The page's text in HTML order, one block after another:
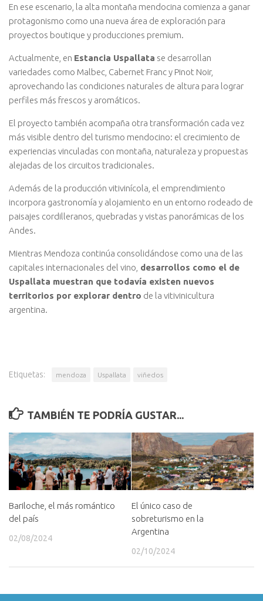
En ese escenario, la alta montaña mendocina comienza a ganar
protagonismo como una nueva área de exploración para
proyectos boutique y producciones premium.
Actualmente, en Estancia Uspallata se desarrollan
variedades como Malbec, Cabernet Franc y Pinot Noir,
aprovechando las condiciones naturales de altura para lograr
perfiles más frescos y aromáticos.
El proyecto también acompaña otra transformación cada vez
más visible dentro del turismo mendocino: el crecimiento de
experiencias vinculadas con montaña, naturaleza y propuestas
alejadas de los circuitos tradicionales.
Además de la producción vitivinícola, el emprendimiento
incorpora gastronomía y alojamiento en un entorno rodeado de
paisajes cordilleranos, quebradas y vistas panorámicas de los
Andes.
Mientras Mendoza continúa consolidándose como una de las
capitales internacionales del vino, desarrollos como el de
Uspallata muestran que todavía existen nuevos
territorios por explorar dentro de la vitivinicultura
argentina.
Etiquetas: mendoza Uspallata viñedos
TAMBIÉN TE PODRÍA GUSTAR...
Bariloche, el más romántico
del país
02/08/2024
El único caso de
sobreturismo en la
Argentina
02/10/2024